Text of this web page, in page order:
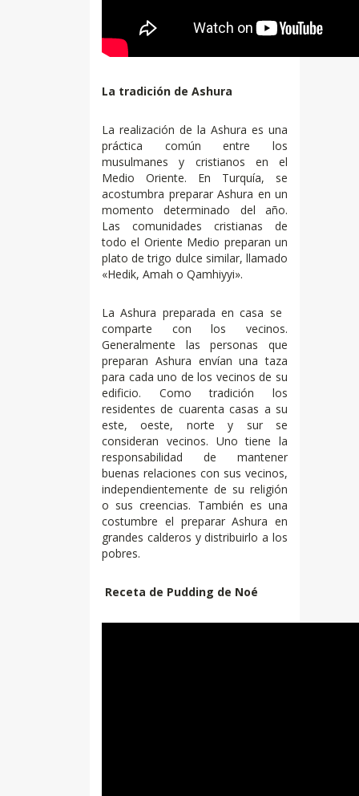
La tradición de Ashura
La realización de la Ashura es una
práctica común entre los
musulmanes y cristianos en el
Medio Oriente. En Turquía, se
acostumbra preparar Ashura en un
momento determinado del año.
Las comunidades cristianas de
todo el Oriente Medio preparan un
plato de trigo dulce similar, llamado
«Hedik, Amah o Qamhiyyi».
La Ashura preparada en casa se ​​
comparte con los vecinos.
Generalmente las personas que
preparan Ashura envían una taza
para cada uno de los vecinos de su
edificio. Como tradición los
residentes de cuarenta casas a su
este, oeste, norte y sur se
consideran vecinos. Uno tiene la
responsabilidad de mantener
buenas relaciones con sus vecinos,
independientemente de su religión
o sus creencias. También es una
costumbre el preparar Ashura en
grandes calderos y distribuirlo a los
pobres.
Receta de Pudding de Noé